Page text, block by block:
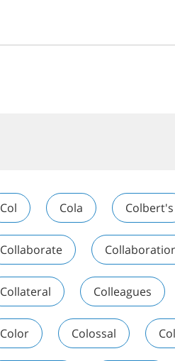
Col Cola Colbert's
Collaborate
Collateral Colleagues
Color Colossal